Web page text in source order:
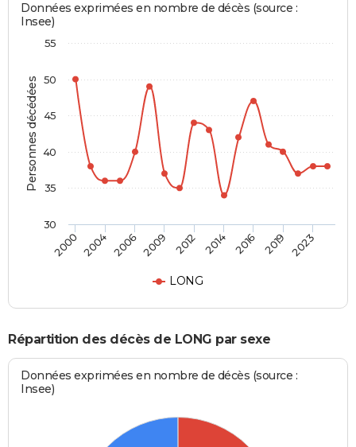
Personnes décédées
Données exprimées en nombre de décès (source :
Insee)
LONG
2000 2004 2006 2009 2012 2014 2016 2019 2023
30
35
40
45
50
55
Répartition des décès de LONG par sexe
Données exprimées en nombre de décès (source :
Insee)